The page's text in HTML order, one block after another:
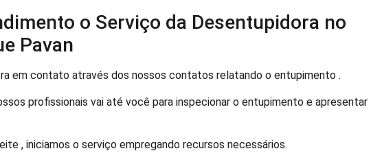
o Serviço da Desentupidora no
Pavan
em contato através dos nossos contatos relatando o entupimento .
profissionais vai até você para inspecionar o entupimento e apresentar
, iniciamos o serviço empregando recursos necessários.